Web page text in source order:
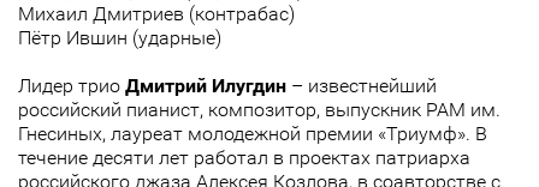
Михаил Дмитриев (контрабас)
Пётр Ившин (ударные)
Лидер трио Дмитрий Илугдин – известнейший
российский пианист, композитор, выпускник РАМ им.
Гнесиных, лауреат молодежной премии «Триумф». В
течение десяти лет работал в проектах патриарха
российского джаза Алексея Козлова, в соавторстве с